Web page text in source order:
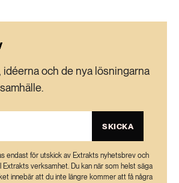
idéerna och de nya lösningarna
SKICKA
endast för utskick av Extrakts nyhetsbrev och
Extrakts verksamhet. Du kan när som helst säga
innebär att du inte längre kommer att få några